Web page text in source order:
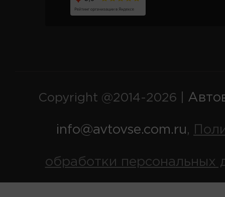
Copyright @2014-2026 |
info@avtovse.com.ru,
обработки персональных